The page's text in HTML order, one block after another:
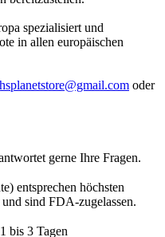
spezialisiert und
in allen europäischen
oder
gerne Ihre Fragen.
entsprechen höchsten
sind FDA-zugelassen.
bis 3 Tagen